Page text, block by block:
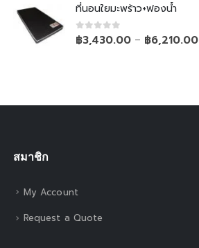
ที่นอนใยมะพร้าว+ฟองน้ำ
0out of 5
฿3,430.00 – ฿6,210.00
สมาชิก
My Account
Request a Quote